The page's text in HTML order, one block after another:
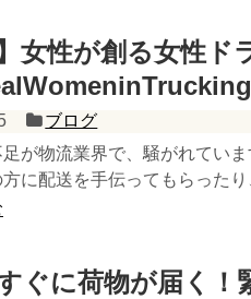
】女性が創る女性ド
ブログ
が物流業界で、騒がれていま
方に配送を手伝ってもらった
ぐに荷物が届く！